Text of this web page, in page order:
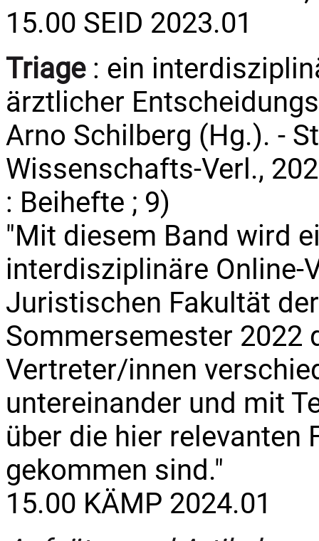
15.00 SEID 2023.01
Triage: ein
ärztlicher
Arno Schilberg (Hg.). -
Wissenschafts-Verl.,
: Beihefte ; 9)
"Mit diesem Band wird
interdisziplinäre Online-
Juristischen Fakultät
Sommersemester 2022
Vertreter/innen
untereinander und mit
über die hier relevanten
gekommen sind."
15.00 KÄMP 2024.01